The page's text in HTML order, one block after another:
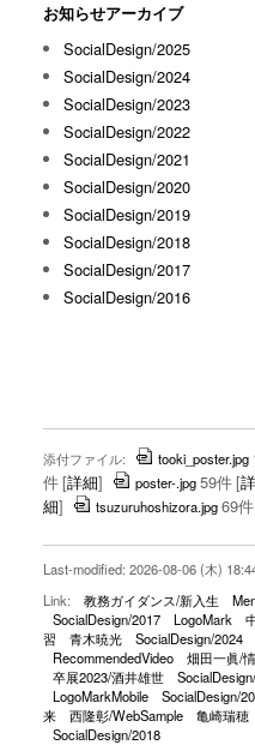
お知らせアーカイブ
SocialDesign/2025
SocialDesign/2024
SocialDesign/2023
SocialDesign/2022
SocialDesign/2021
SocialDesign/2020
SocialDesign/2019
SocialDesign/2018
SocialDesign/2017
SocialDesign/2016
添付ファイル: tooki_poster.jpg
件[詳細] poster-.jpg59件[
細] tsuzuruhoshizora.jpg69件
Last-modified: 2026-08-06 (木)
Link:
教務ガイダンス/新入生
SocialDesign/2017
LogoMark
習
青木暁光 SocialDesign/2024
RecommendedVideo
畑田一眞/
卒展2023/酒井雄世
LogoMarkMobile
SocialDesign/
来
西隆彰/WebSample 亀崎瑞穂
SocialDesign/2018